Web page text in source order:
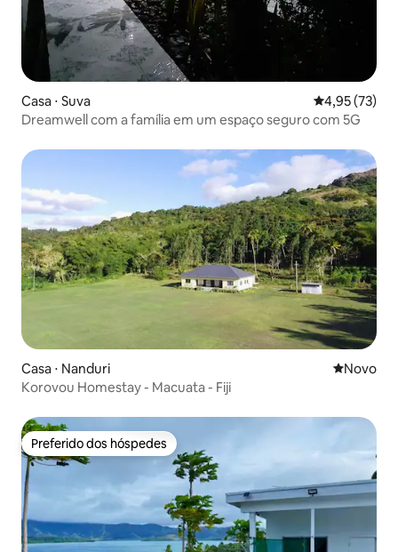
Casa ⋅ Suva 4,95 de uma
4,95 (73)
Dreamwell com a família em um espaço seguro com 5G
Casa ⋅ Nanduri Novo
Novo
Korovou Homestay - Macuata - Fiji
Preferido dos hóspedes
Preferido dos hóspedes